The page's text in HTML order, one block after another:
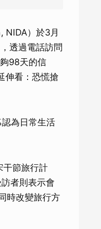
）於3月
透過電話訪問
98天的信
伸看：恐慌搶
為日常生活
干節旅行計
者則表示會
時改變旅行方